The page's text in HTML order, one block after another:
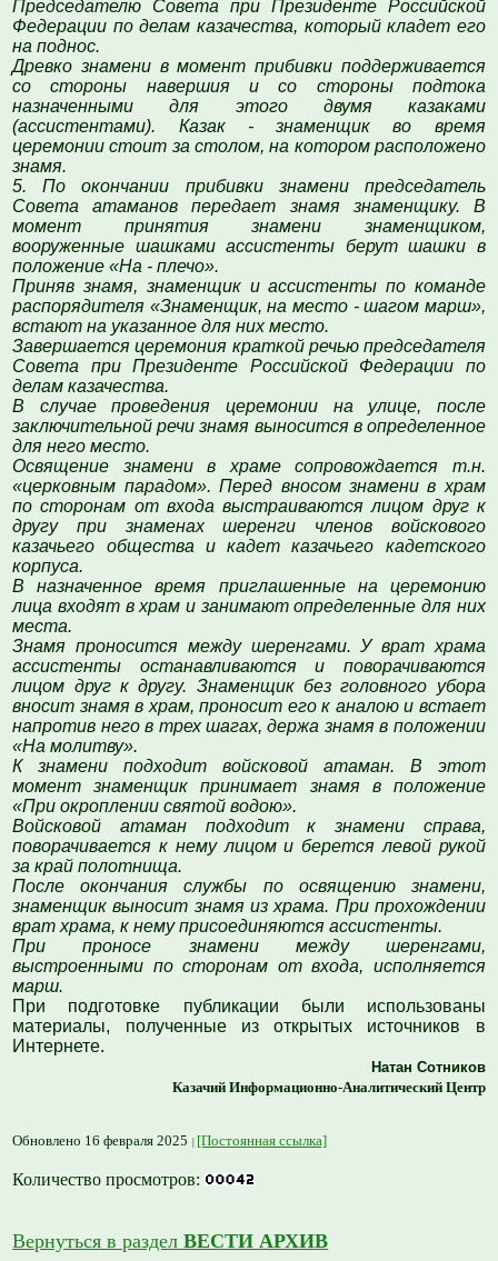
Председателю Совета при Президенте Российской
Федерации по делам казачества, который кладет его
на поднос.
Древко знамени в момент прибивки поддерживается
со стороны навершия и со стороны подтока
назначенными для этого двумя казаками
(ассистентами). Казак - знаменщик во время
церемонии стоит за столом, на котором расположено
знамя.
5. По окончании прибивки знамени председатель
Совета атаманов передает знамя знаменщику. В
момент принятия знамени знаменщиком,
вооруженные шашками ассистенты берут шашки в
положение «На - плечо».
Приняв знамя, знаменщик и ассистенты по команде
распорядителя «Знаменщик, на место - шагом марш»,
встают на указанное для них место.
Завершается церемония краткой речью председателя
Совета при Президенте Российской Федерации по
делам казачества.
В случае проведения церемонии на улице, после
заключительной речи знамя выносится в определенное
для него место.
Освящение знамени в храме сопровождается т.н.
«церковным парадом». Перед вносом знамени в храм
по сторонам от входа выстраиваются лицом друг к
другу при знаменах шеренги членов войскового
казачьего общества и кадет казачьего кадетского
корпуса.
В назначенное время приглашенные на церемонию
лица входят в храм и занимают определенные для них
места.
Знамя проносится между шеренгами. У врат храма
ассистенты останавливаются и поворачиваются
лицом друг к другу. Знаменщик без головного убора
вносит знамя в храм, проносит его к аналою и встает
напротив него в трех шагах, держа знамя в положении
«На молитву».
К знамени подходит войсковой атаман. В этот
момент знаменщик принимает знамя в положение
«При окроплении святой водою».
Войсковой атаман подходит к знамени справа,
поворачивается к нему лицом и берется левой рукой
за край полотнища.
После окончания службы по освящению знамени,
знаменщик выносит знамя из храма. При прохождении
врат храма, к нему присоединяются ассистенты.
При проносе знамени между шеренгами,
выстроенными по сторонам от входа, исполняется
марш.
При подготовке публикации были использованы
материалы, полученные из открытых источников в
Интернете.
Натан Сотников
Казачий Информационно-Аналитический Центр
Обновлено 16 февраля 2025 [Постоянная ссылка]
Количество просмотров:
Вернуться в разделВЕСТИ АРХИВ